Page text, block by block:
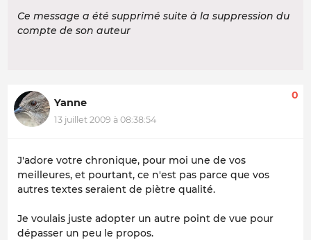
Ce message a été supprimé suite à la suppression du
compte de son auteur
Yanne
13 juillet 2009 à 08:38:54
0
J'adore votre chronique, pour moi une de vos
meilleures, et pourtant, ce n'est pas parce que vos
autres textes seraient de piètre qualité.
Je voulais juste adopter un autre point de vue pour
dépasser un peu le propos.